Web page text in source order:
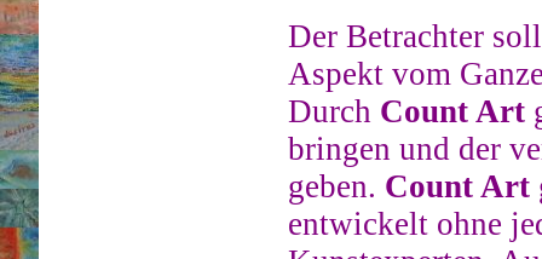
Der Betrachter
Aspekt vom
Durch Count Art
bringen und der
geben. Count Art
entwickelt ohne